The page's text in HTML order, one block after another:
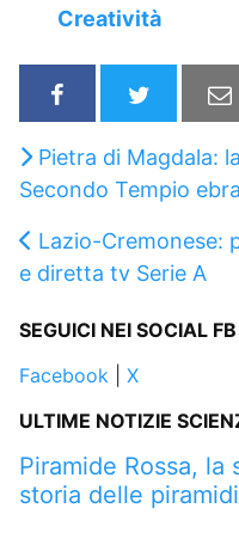
Creatività
Pietra di Magdala:
Secondo Tempio
Lazio-Cremonese:
e diretta tv Serie A
SEGUICI NEI SOCIAL
Facebook
X
ULTIME NOTIZIE
Piramide Rossa,
storia delle